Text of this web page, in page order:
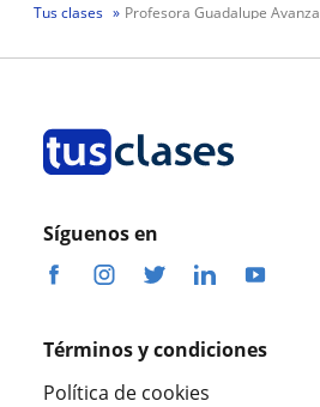
Tus clases Profesora Guadalupe Avanza
Síguenos en
Términos y condiciones
Política de cookies